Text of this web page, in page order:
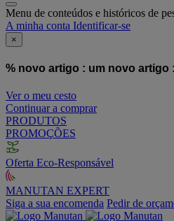
Menu de conteúdos e históricos de
A minha conta Identificar-se
×
% novo artigo : um novo artigo :
Ver o meu cesto
Continuar a comprar
PRODUTOS
PROMOÇÕES
Oferta Eco-Responsável
MANUTAN EXPERT
Siga a sua encomenda Pedir de